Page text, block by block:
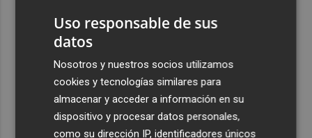
Uso responsable de sus
datos
Nosotros y nuestros socios utilizamos
cookies y tecnologías similares para
almacenar y acceder a información en su
dispositivo y procesar datos personales,
como su dirección IP, identificadores únicos